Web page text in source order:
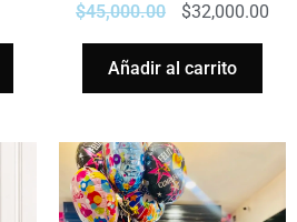
$45,000.00 $32,000.00
Añadir al carrito